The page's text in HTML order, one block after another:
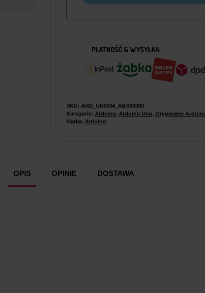
PŁATNOŚĆ & WYSYŁKA
SKU: ARD_UNOR4_ABX00080
Kategorie: Arduino, Arduino Uno, Oryginalne
Marka: Arduino
OPIS OPINIE DOSTAWA